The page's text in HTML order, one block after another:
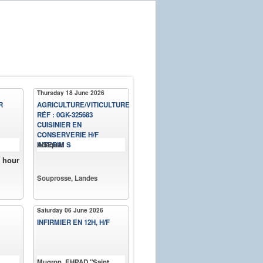
hour
Thursday 18 June 2026
AGRICULTURE/VITICULTURE
RÉF : 0GK-325683
CUISINIER EN
CONSERVERIE H/F
INTERIM S
Adéquat
Souprosse, Landes
Saturday 06 June 2026
INFIRMIER EN 12H, H/F